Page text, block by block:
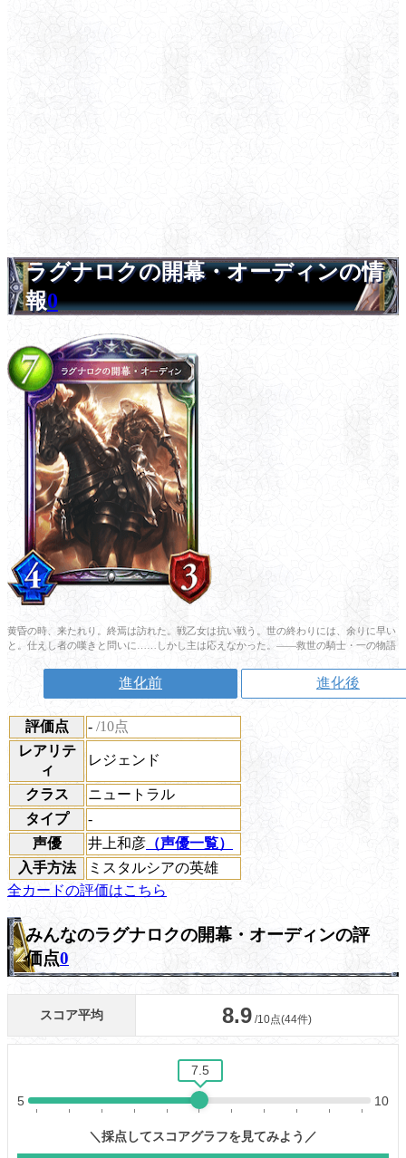
ラグナロクの開幕・オーディンの情
報0
黄昏の時、来たれり。終焉は訪れた。戦乙女は抗い戦う。世の終わりには、余りに早い
と。仕えし者の嘆きと問いに……しかし主は応えなかった。――救世の騎士・一の物語
進化前 進化後
評価点 - /10点
レアリテ
ィ
レジェンド
クラス
ニュートラル
タイプ
-
声優
井上和彦 （声優一覧）
入手方法
ミスタルシアの英雄
全カードの評価はこちら
みんなのラグナロクの開幕・オーディンの評
価点0